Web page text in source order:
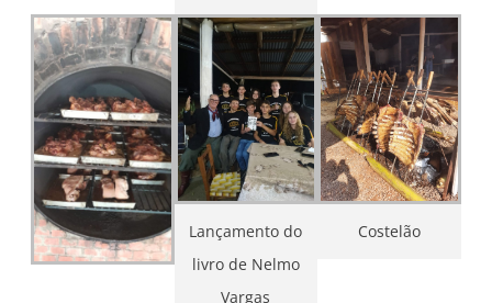
Lançamento do
livro de Nelmo
Vargas
Costelão